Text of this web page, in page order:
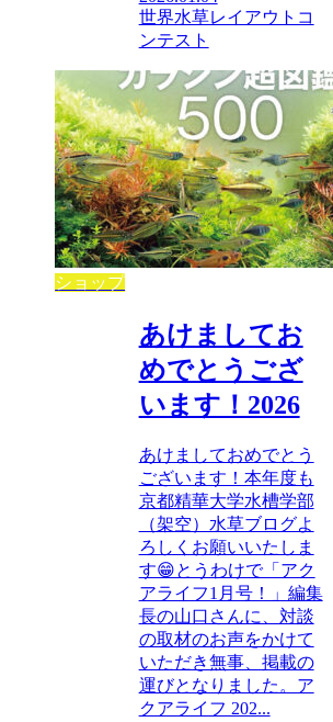
世界水草レイアウトコ
ンテスト
ショップ
あけましてお
めでとうござ
います！2026
あけましておめでとう
ございます！本年度も
京都精華大学水槽学部
（架空）水草ブログよ
ろしくお願いいたしま
す😁とうわけで「アク
アライフ1月号！」編集
長の山口さんに、対談
の取材のお声をかけて
いただき無事、掲載の
運びとなりました。ア
クアライフ 202...